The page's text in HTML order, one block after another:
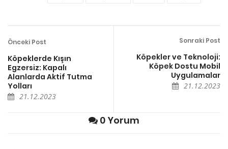
Önceki Post
Köpeklerde Kışın
Egzersiz: Kapalı
Alanlarda Aktif Tutma
Yolları
21.12.2023
Sonraki Post
Köpekler ve Teknoloji:
Köpek Dostu Mobil
Uygulamalar
21.12.2023
0 Yorum